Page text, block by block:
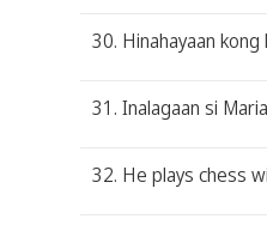
30. Hinahayaan
31. Inalagaan si
32. He plays chess